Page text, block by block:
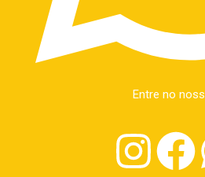
Entre no